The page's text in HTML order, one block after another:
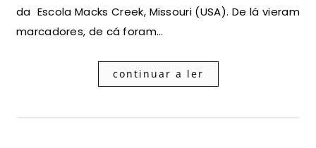
da Escola Macks Creek, Missouri (USA). De lá vieram
marcadores, de cá foram…
continuar a ler